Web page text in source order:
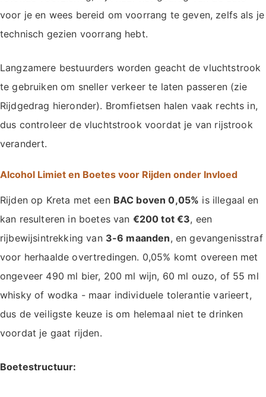
voor je en wees bereid om voorrang te geven, zelfs als je
technisch gezien voorrang hebt.
Langzamere bestuurders worden geacht de vluchtstrook
te gebruiken om sneller verkeer te laten passeren (zie
Rijdgedrag hieronder). Bromfietsen halen vaak rechts in,
dus controleer de vluchtstrook voordat je van rijstrook
verandert.
Alcohol Limiet en Boetes voor Rijden onder Invloed
Rijden op Kreta met een BAC boven 0,05% is illegaal en
kan resulteren in boetes van €200 tot €3, een
rijbewijsintrekking van 3-6 maanden, en gevangenisstraf
voor herhaalde overtredingen. 0,05% komt overeen met
ongeveer 490 ml bier, 200 ml wijn, 60 ml ouzo, of 55 ml
whisky of wodka - maar individuele tolerantie varieert,
dus de veiligste keuze is om helemaal niet te drinken
voordat je gaat rijden.
Boetestructuur: